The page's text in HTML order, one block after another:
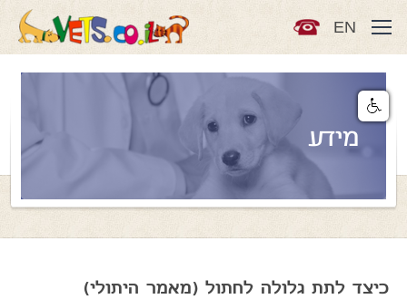
EN
מידע
כיצד לתת גלולה לחתול (מאמר היתולי)